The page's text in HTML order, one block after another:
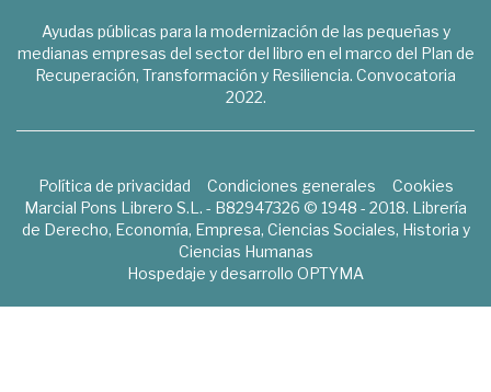
Ayudas públicas para la modernización de las pequeñas y
medianas empresas del sector del libro en el marco del Plan de
Recuperación, Transformación y Resiliencia. Convocatoria
2022.
Política de privacidad Condiciones generales
Cookies
Marcial Pons Librero S.L. - B82947326 © 1948 - 2018. Librería
de Derecho, Economía, Empresa, Ciencias Sociales, Historia y
Ciencias Humanas
Hospedaje y desarrollo OPTYMA